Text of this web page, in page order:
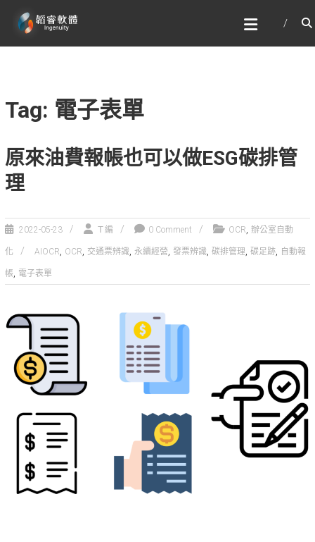
content
韜睿軟體有限公司
文字辨識與自然語言處理的專家
Tag: 電子表單
原來油費報帳也可以做ESG碳排管
理
2022-05-23 Ｔ編 0 Comment OCR, 辦公室自動
化 AIOCR, OCR, 交通票辨識, 永續經營, 發票辨識, 碳排管理, 碳足跡, 自動報
帳, 電子表單